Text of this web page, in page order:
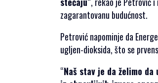
zagarantovanu budućnost.
Petrović napominje da
ugljen-dioksida, što se
“Naš stav je da želimo